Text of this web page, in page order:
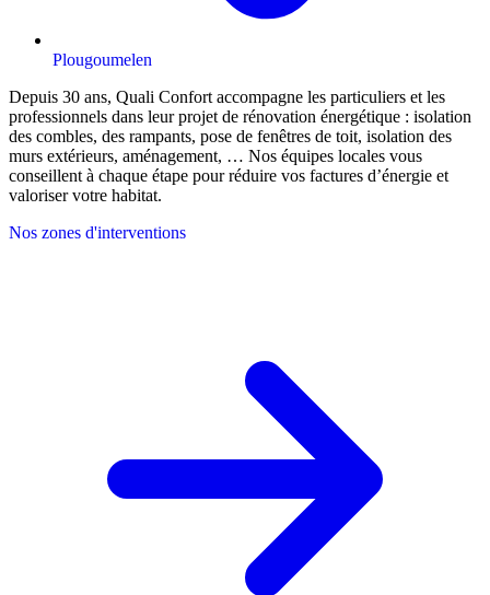
Plougoumelen
Depuis 30 ans, Quali Confort accompagne les particuliers et les
professionnels dans leur projet de rénovation énergétique : isolation
des combles, des rampants, pose de fenêtres de toit, isolation des
murs extérieurs, aménagement, … Nos équipes locales vous
conseillent à chaque étape pour réduire vos factures d’énergie et
valoriser votre habitat.
Nos zones d'interventions